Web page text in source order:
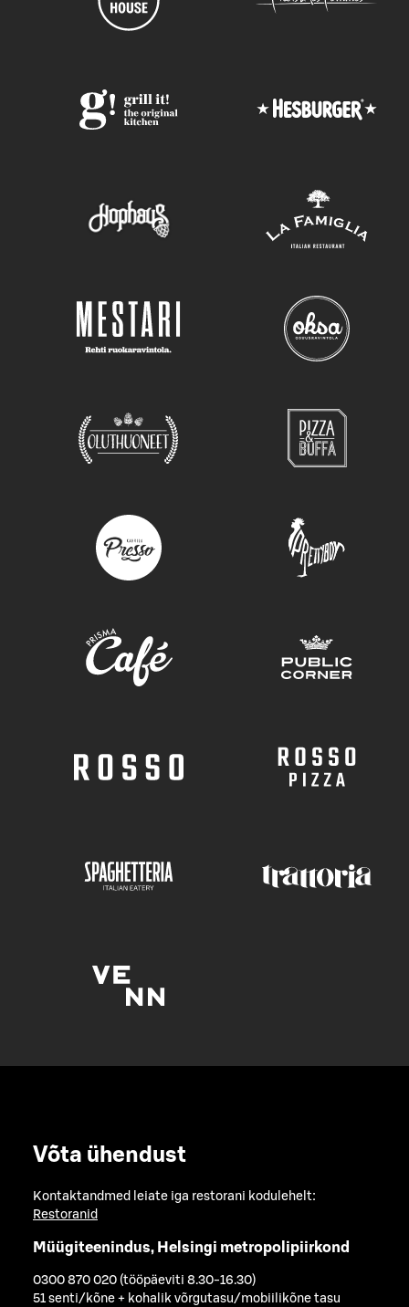
Võta ühendust
Kontaktandmed leiate iga restorani kodulehelt:
Restoranid
Müügiteenindus, Helsingi metropolipiirkond
0300 870 020 (tööpäeviti 8.30-16.30)
51 senti/kõne + kohalik võrgutasu/mobiilikõne tasu